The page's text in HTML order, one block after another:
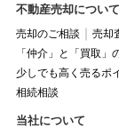
不動産売却について
売却のご相談 売却
「仲介」と「買取」
少しでも高く売るポ
相続相談
当社について